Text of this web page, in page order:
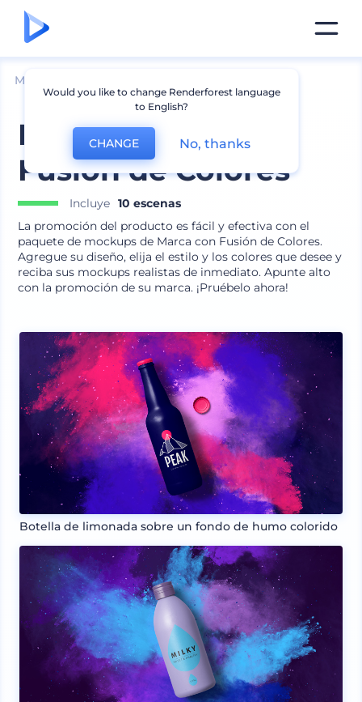
Mockups
Paquete de Marca
Fusión de Colores
Incluye 10 escenas
La promoción del producto es fácil y efectiva con el
paquete de mockups de Marca con Fusión de Colores.
Agregue su diseño, elija el estilo y los colores que desee y
reciba sus mockups realistas de inmediato. Apunte alto
con la promoción de su marca. ¡Pruébelo ahora!
Botella de limonada sobre un fondo de humo colorido
Would you like to change Renderforest language
to English?
CHANGE No, thanks